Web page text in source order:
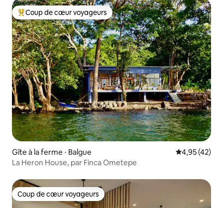
Coups de cœur voyageurs les plus appréciés
Coup de cœur voyageurs
Gîte à la ferme ⋅ Balgue Évaluation
4,95 (42)
La Heron House, par Finca Ometepe
Coup de cœur voyageurs
Coup de cœur voyageurs